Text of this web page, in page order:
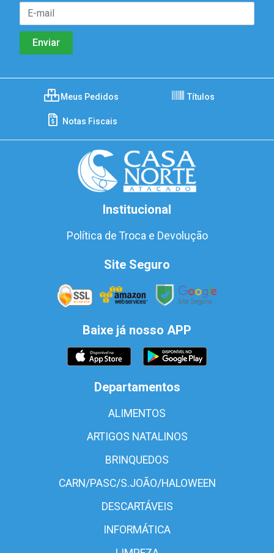
Meus Pedidos Títulos
Notas Fiscais
Institucional
Política de Troca e Devolução
Site Seguro
Baixe já nosso APP
Departamentos
ALIMENTOS
ARTIGOS NATALINOS
BRINQUEDOS
CARN/PASC/S.JOÃO/HALOWEEN
DESCARTÁVEIS
INFORMÁTICA